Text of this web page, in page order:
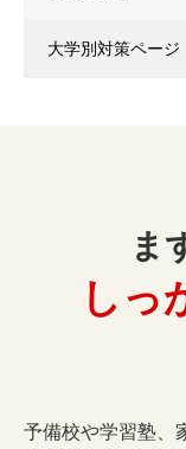
大学別対策ページ
ま
しっ
予備校や学習塾、